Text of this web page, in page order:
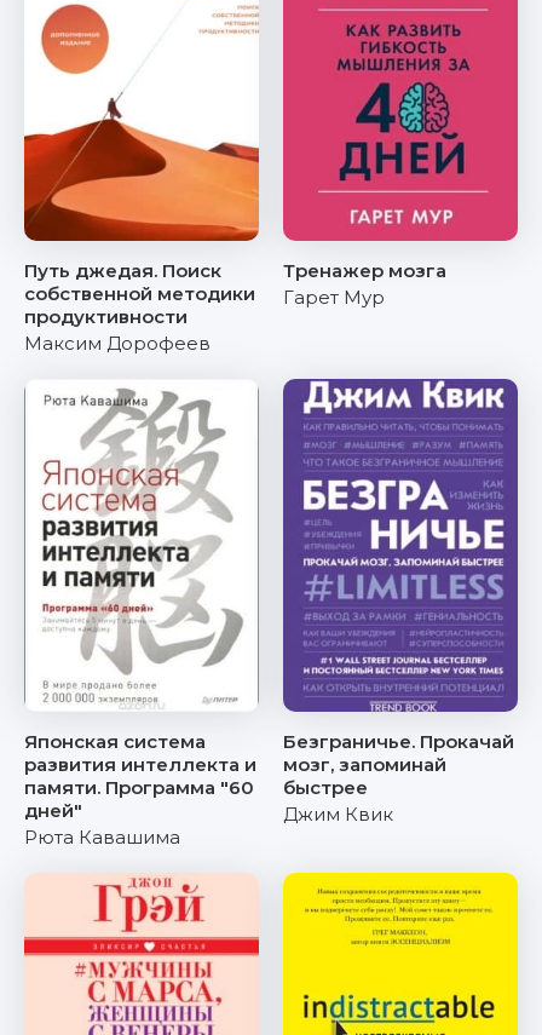
Путь джедая. Поиск
собственной методики
продуктивности
Максим Дорофеев
Тренажер мозга
Гарет Мур
Японская система
развития интеллекта и
памяти. Программа "60
дней"
Рюта Кавашима
Безграничье. Прокачай
мозг, запоминай
быстрее
Джим Квик